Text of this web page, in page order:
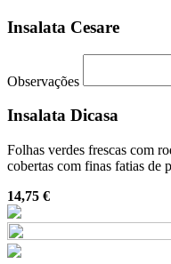
Insalata Cesare
Observações
Insalata Dicasa
Folhas verdes frescas com
cobertas com finas fatias de
14,75 €